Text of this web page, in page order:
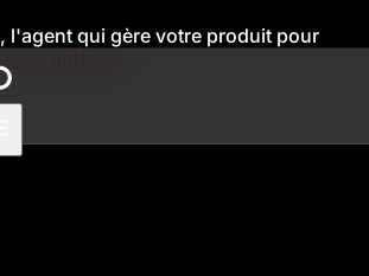
l'agent qui gère votre produit pour
anticipé